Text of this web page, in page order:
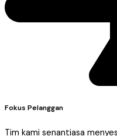
Fokus Pelanggan
Tim kami senantiasa